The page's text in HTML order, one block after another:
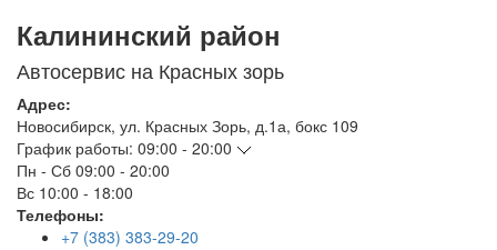
Калининский район
Автосервис на Красных зорь
Адрес:
Новосибирск, ул. Красных Зорь, д.1а, бокс 109
График работы: 09:00 - 20:00
Пн - Сб 09:00 - 20:00
Вс 10:00 - 18:00
Телефоны:
+7 (383) 383-29-20